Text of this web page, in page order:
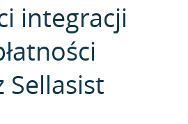
integracji
Sellasist